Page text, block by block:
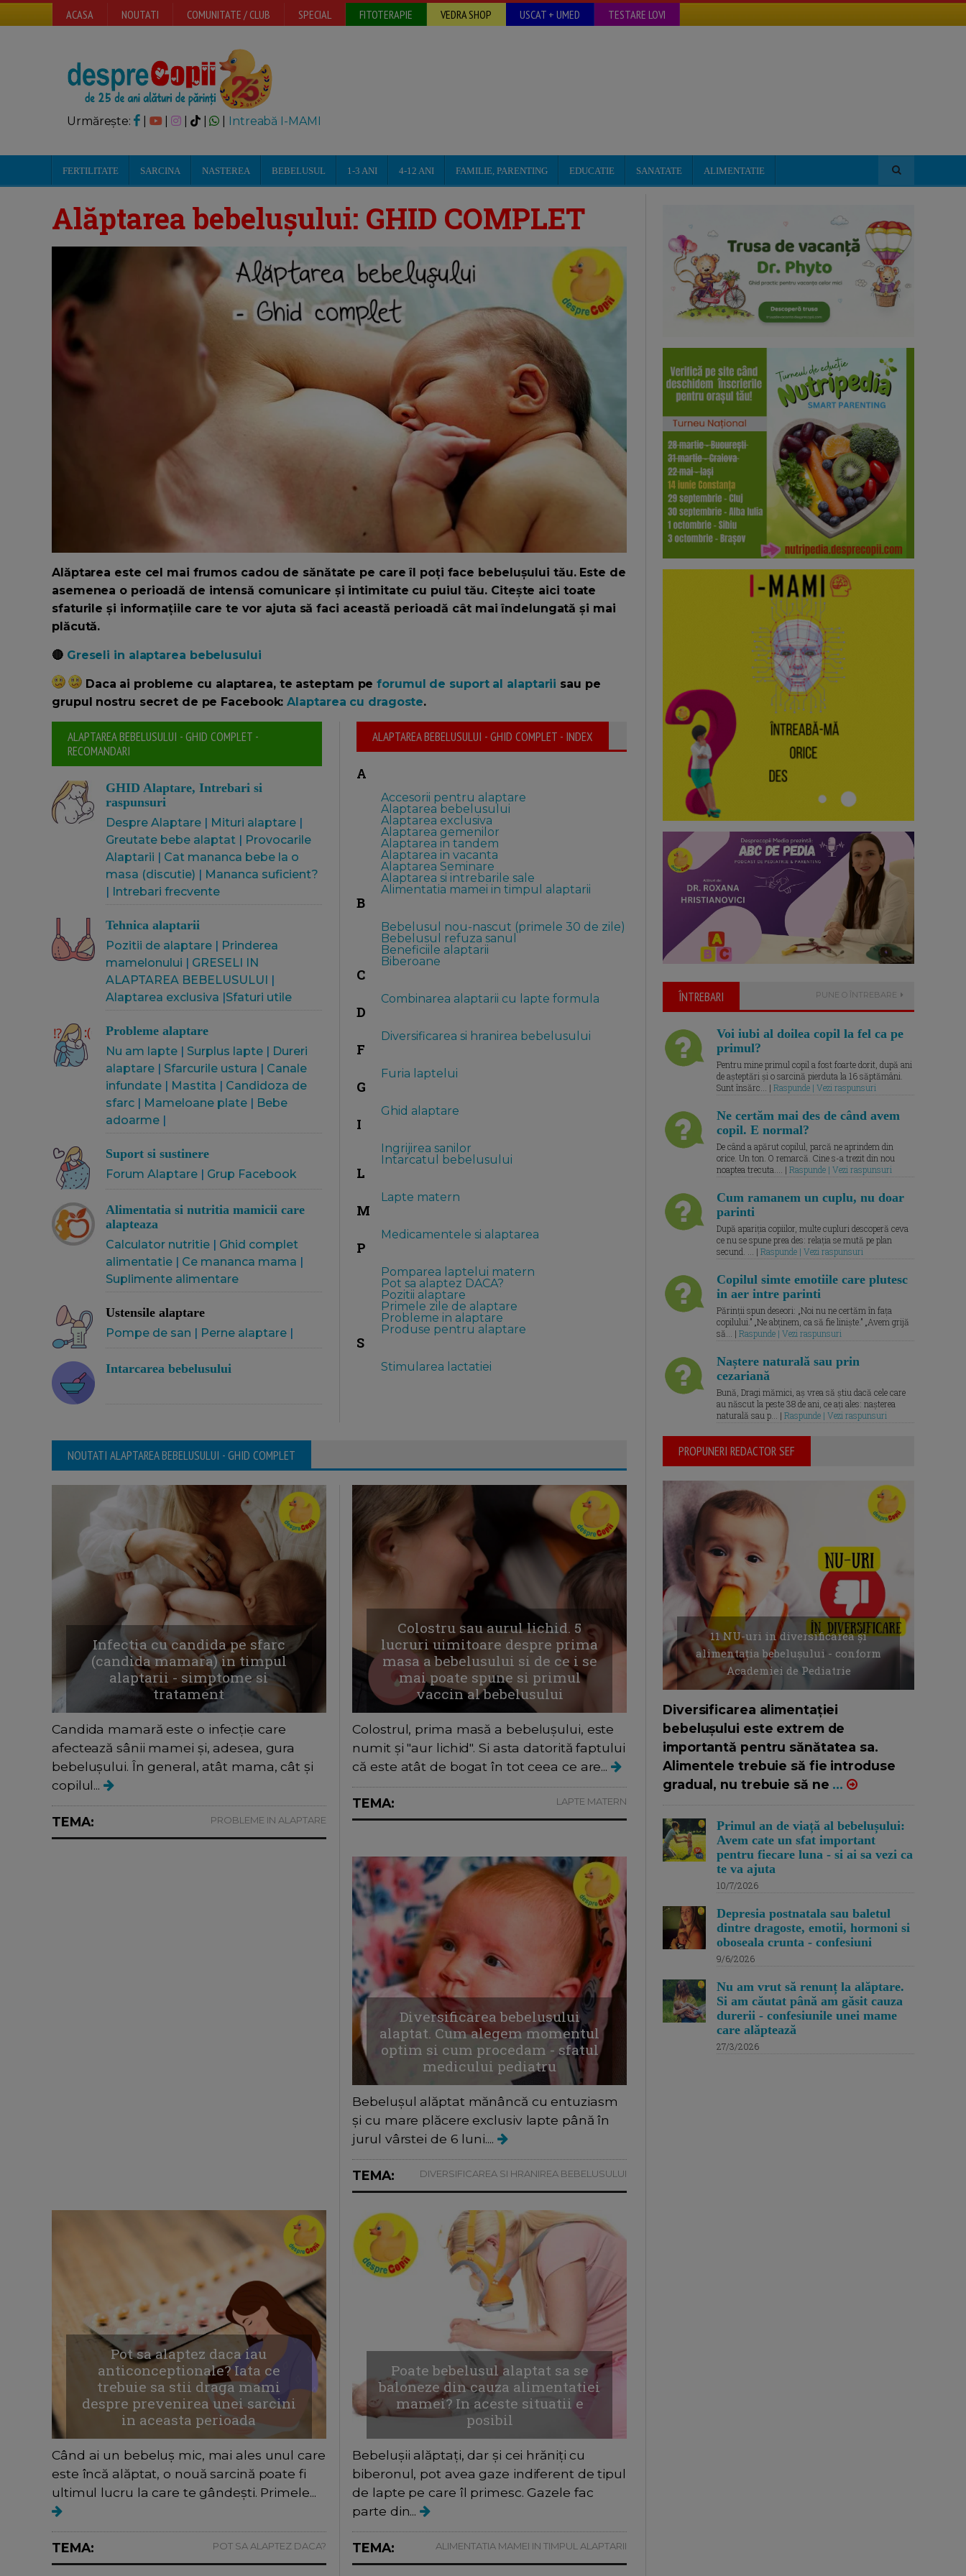
ACASA NOUTATI COMUNITATE / CLUB SPECIAL FITOTERAPIE VEDRA SHOP USCAT + UMED TESTARE LOVI
Urmărește: | | Intreabă I-MAMI
FERTILITATE SARCINA NASTEREA BEBELUSUL 1-3 ANI 4-12 ANI FAMILIE, PARENTING EDUCATIE SANATATE ALIMENTATIE
Alăptarea bebelușului: GHID COMPLET
Alăptarea este cel mai frumos cadou de sănătate pe care îl poți face bebelușului tău. Este de
asemenea o perioadă de intensă comunicare și intimitate cu puiul tău. Citește aici toate
sfaturile și informațiile care te vor ajuta să faci această perioadă cât mai îndelungată și mai
plăcută.
🔴 Greseli in alaptarea bebelusului
Daca ai probleme cu alaptarea, te asteptam peforumul de suport al alaptarii sau pe
grupul nostru secret de pe Facebook:Alaptarea cu dragoste.
ALAPTAREA BEBELUSULUI - GHID COMPLET -
RECOMANDARI
GHID Alaptare, Intrebari si
raspunsuri
Despre Alaptare | Mituri alaptare |
Greutate bebe alaptat | Provocarile
Alaptarii | Cat mananca bebe la o
masa (discutie) | Mananca suficient?
| Intrebari frecvente
Tehnica alaptarii
Pozitii de alaptare | Prinderea
mamelonului | GRESELI IN
ALAPTAREA BEBELUSULUI |
Alaptarea exclusiva |Sfaturi utile
Probleme alaptare
Nu am lapte | Surplus lapte | Dureri
alaptare | Sfarcurile ustura | Canale
infundate | Mastita | Candidoza de
sfarc | Mameloane plate | Bebe
adoarme |
Suport si sustinere
Forum Alaptare | Grup Facebook
Alimentatia si nutritia mamicii care
alapteaza
Calculator nutritie | Ghid complet
alimentatie | Ce mananca mama |
Suplimente alimentare
Ustensile alaptare
Pompe de san | Perne alaptare |
Intarcarea bebelusului
ALAPTAREA BEBELUSULUI - GHID COMPLET - INDEX
A
Accesorii pentru alaptare
Alaptarea bebelusului
Alaptarea exclusiva
Alaptarea gemenilor
Alaptarea in tandem
Alaptarea in vacanta
Alaptarea Seminare
Alaptarea si intrebarile sale
Alimentatia mamei in timpul alaptarii
B
Bebelusul nou-nascut (primele 30 de zile)
Bebelusul refuza sanul
Beneficiile alaptarii
Biberoane
C
Combinarea alaptarii cu lapte formula
D
Diversificarea si hranirea bebelusului
F
Furia laptelui
G
Ghid alaptare
I
Ingrijirea sanilor
Intarcatul bebelusului
L
Lapte matern
M
Medicamentele si alaptarea
P
Pomparea laptelui matern
Pot sa alaptez DACA?
Pozitii alaptare
Primele zile de alaptare
Probleme in alaptare
Produse pentru alaptare
S
Stimularea lactatiei
NOUTATI ALAPTAREA BEBELUSULUI - GHID COMPLET
Infectia cu candida pe sfarc
(candida mamara) in timpul
alaptarii - simptome si
tratament
Candida mamară este o infecție care
afectează sânii mamei și, adesea, gura
bebelușului. În general, atât mama, cât și
copilul...
TEMA: PROBLEME IN ALAPTARE
Colostru sau aurul lichid. 5
lucruri uimitoare despre prima
masa a bebelusului si de ce i se
mai poate spune si primul
vaccin al bebelusului
Colostrul, prima masă a bebelușului, este
numit și "aur lichid". Si asta datorită faptului
că este atât de bogat în tot ceea ce are...
TEMA: LAPTE MATERN
Diversificarea bebelusului
alaptat. Cum alegem momentul
optim si cum procedam - sfatul
medicului pediatru
Bebelușul alăptat mănâncă cu entuziasm
și cu mare plăcere exclusiv lapte până în
jurul vârstei de 6 luni....
TEMA: DIVERSIFICAREA SI HRANIREA BEBELUSULUI
Pot sa alaptez daca iau
anticonceptionale? Iata ce
trebuie sa stii draga mami
despre prevenirea unei sarcini
in aceasta perioada
Când ai un bebeluș mic, mai ales unul care
este încă alăptat, o nouă sarcină poate fi
ultimul lucru la care te gândești. Primele...
TEMA: POT SA ALAPTEZ DACA?
Poate bebelusul alaptat sa se
baloneze din cauza alimentatiei
mamei? In aceste situatii e
posibil
Bebelușii alăptați, dar și cei hrăniți cu
biberonul, pot avea gaze indiferent de tipul
de lapte pe care îl primesc. Gazele fac
parte din...
TEMA: ALIMENTATIA MAMEI IN TIMPUL ALAPTARII
ÎNTREBARI PUNE O ÎNTREBARE
Voi iubi al doilea copil la fel ca pe
primul?
Pentru mine primul copil a fost foarte dorit, după ani
de așteptări și o sarcină pierduta la 16 săptămâni.
Sunt însărc... | Raspunde | Vezi raspunsuri
Ne certăm mai des de când avem
copil. E normal?
De când a apărut copilul, parcă ne aprindem din
orice. Un ton. O remarcă. Cine s-a trezit din nou
noaptea trecuta.... | Raspunde | Vezi raspunsuri
Cum ramanem un cuplu, nu doar
parinti
După apariția copiilor, multe cupluri descoperă ceva
ce nu se spune prea des: relația se mută pe plan
secund. ... | Raspunde | Vezi raspunsuri
Copilul simte emotiile care plutesc
in aer intre parinti
Părinții spun deseori: „Noi nu ne certăm în fața
copilului.” „Ne abținem, ca să fie liniște.” „Avem grijă
să... | Raspunde | Vezi raspunsuri
Naștere naturală sau prin
cezariană
Bună, Dragi mămici, aș vrea să știu dacă cele care
au născut la peste 38 de ani, ce ați ales: nașterea
naturală sau p... | Raspunde | Vezi raspunsuri
PROPUNERI REDACTOR SEF
11 NU-uri in diversificarea și
alimentația bebelușului - conform
Academiei de Pediatrie
Diversificarea alimentației
bebelușului este extrem de
importantă pentru sănătatea sa.
Alimentele trebuie să fie introduse
gradual, nu trebuie să ne ...
Primul an de viață al bebelușului:
Avem cate un sfat important
pentru fiecare luna - si ai sa vezi ca
te va ajuta
10/7/2026
Depresia postnatala sau baletul
dintre dragoste, emotii, hormoni si
oboseala crunta - confesiuni
9/6/2026
Nu am vrut să renunț la alăptare.
Si am căutat până am găsit cauza
durerii - confesiunile unei mame
care alăptează
27/3/2026